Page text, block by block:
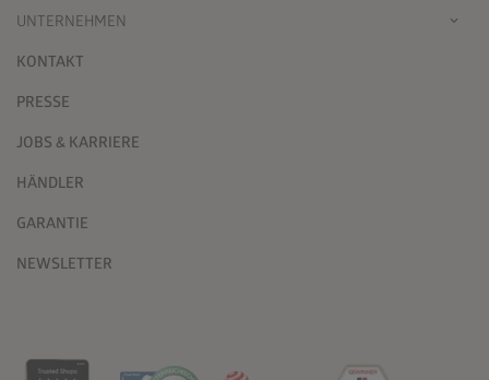
UNTERNEHMEN
KONTAKT
PRESSE
JOBS & KARRIERE
HÄNDLER
GARANTIE
NEWSLETTER